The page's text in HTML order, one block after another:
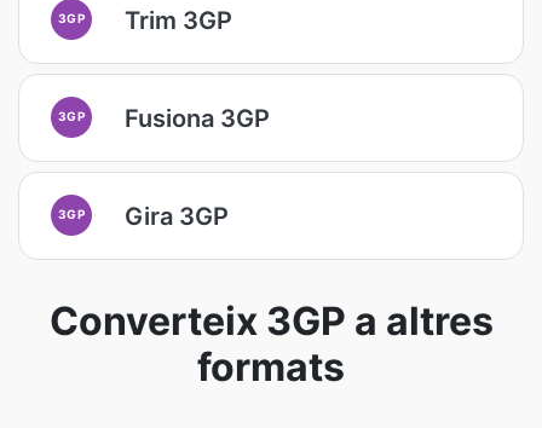
3GP Trim 3GP
3GP Fusiona 3GP
3GP Gira 3GP
Converteix 3GP a altres
formats